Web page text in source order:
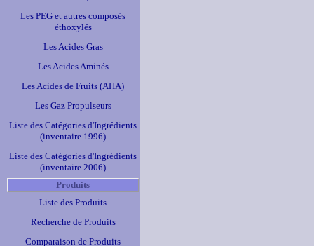
Les PEG et autres composés
éthoxylés
Les Acides Gras
Les Acides Aminés
Les Acides de Fruits (AHA)
Les Gaz Propulseurs
Liste des Catégories d'Ingrédients
(inventaire 1996)
Liste des Catégories d'Ingrédients
(inventaire 2006)
Produits
Liste des Produits
Recherche de Produits
Comparaison de Produits